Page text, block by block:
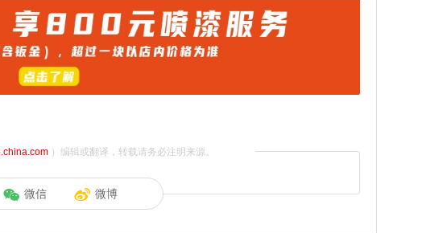
）编辑或翻译，转载请务必注明来源。
微信 微博